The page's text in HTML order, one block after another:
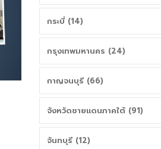
กระบี่ (14)
กรุงเทพมหานคร (24)
กาญจนบุรี (66)
จังหวัดชายแดนภาคใต้ (91)
จันทบุรี (12)